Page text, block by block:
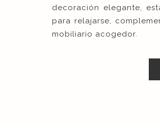
decoración elegante,
para relajarse,
mobiliario acogedor.